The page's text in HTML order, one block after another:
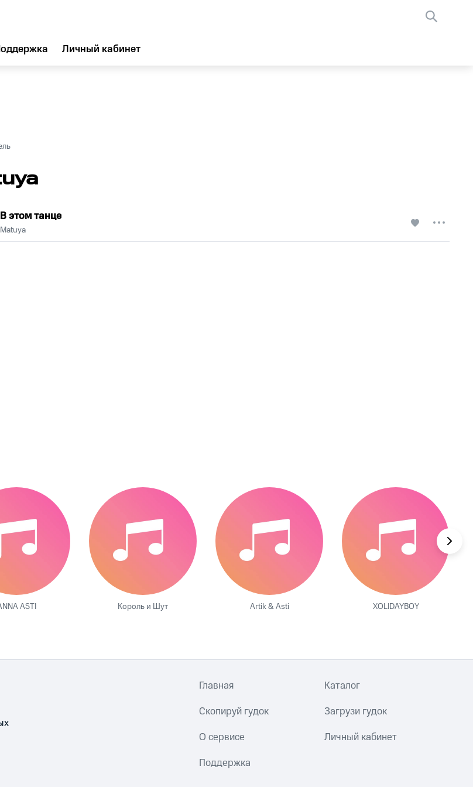
Личный кабинет
В этом танце
Matuya
ASTI Король и Шут Artik & Asti XOLIDAYBOY
Главная Каталог
Скопируй гудок Загрузи гудок
О сервисе Личный кабинет
Поддержка